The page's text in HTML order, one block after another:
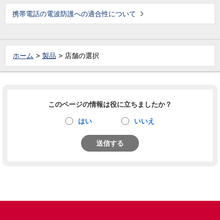
携帯電話の電波防護への適合性について
ホーム 製品 店舗の選択
このページの情報は役に立ちましたか？
はい いいえ
送信する